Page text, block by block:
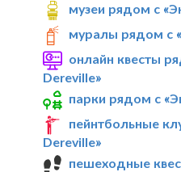
музеи рядом с
муралы рядом с
онлайн квесты
Dereville»
парки рядом с
пейнтбольные
Dereville»
пешеходные